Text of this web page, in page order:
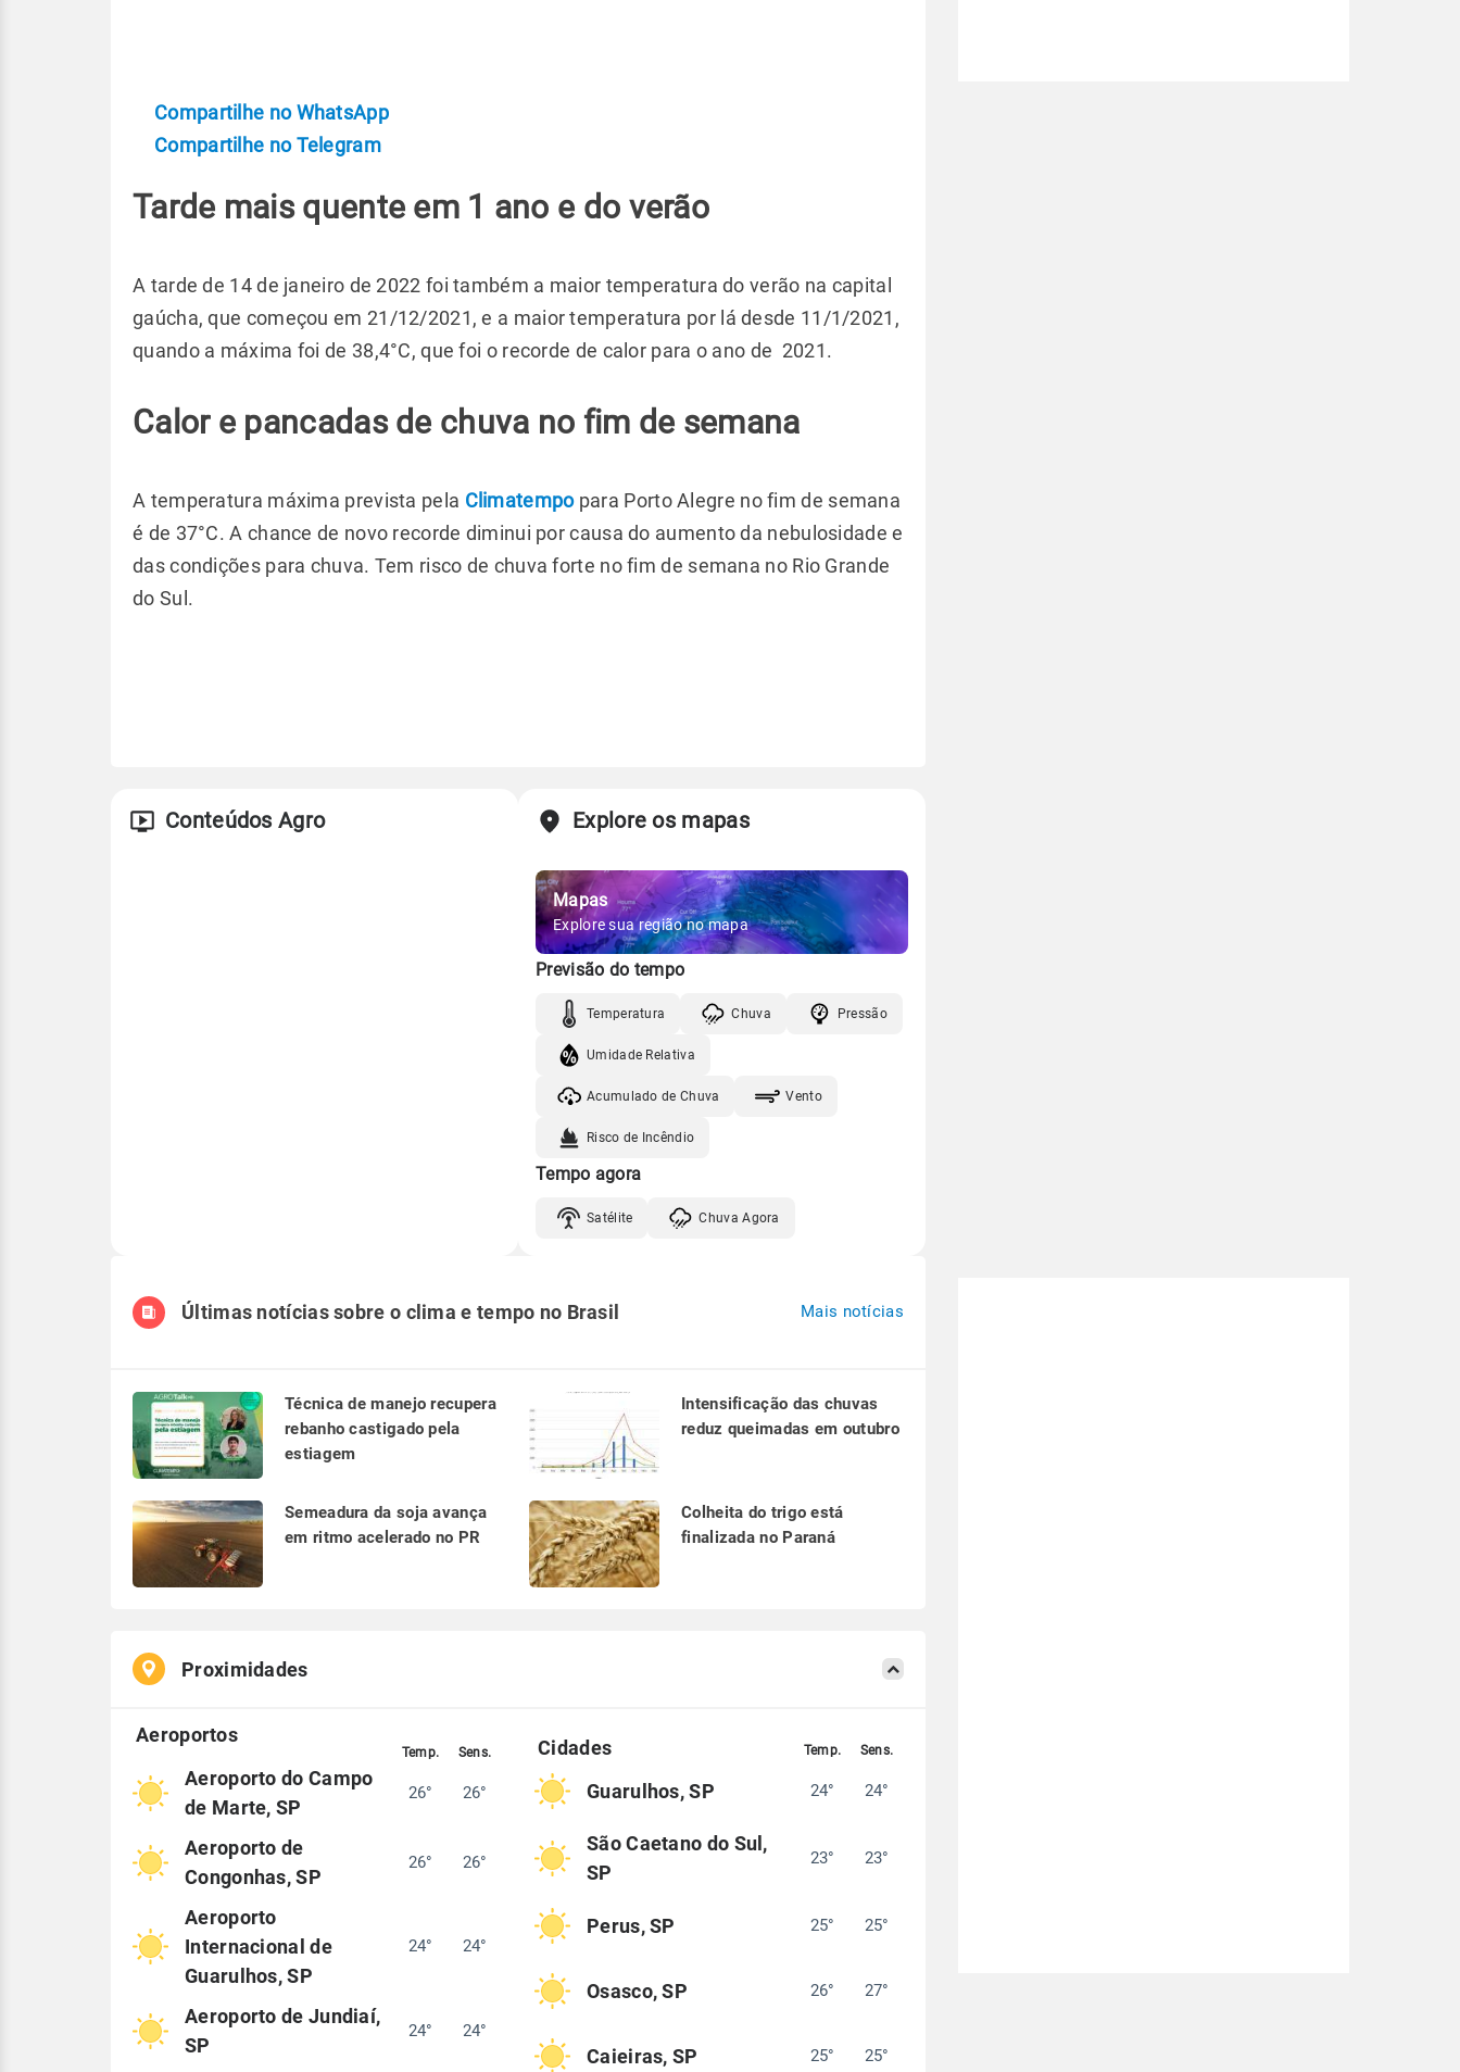
Compartilhe no WhatsApp
Compartilhe no Telegram
Tarde mais quente em 1 ano e do verão
A tarde de 14 de janeiro de 2022 foi também a maior temperatura do verão na capital
gaúcha, que começou em 21/12/2021, e a maior temperatura por lá desde 11/1/2021,
quando a máxima foi de 38,4°C, que foi o recorde de calor para o ano de 2021.
Calor e pancadas de chuva no fim de semana
A temperatura máxima prevista pela Climatempopara Porto Alegre no fim de semana
é de 37°C. A chance de novo recorde diminui por causa do aumento da nebulosidade e
das condições para chuva. Tem risco de chuva forte no fim de semana no Rio Grande
do Sul.
Conteúdos Agro Explore os mapas
Mapas
Explore sua região no mapa
Previsão do tempo
Temperatura Chuva Pressão
Umidade Relativa
Acumulado de Chuva Vento
Risco de Incêndio
Tempo agora
Satélite Chuva Agora
Últimas notícias sobre o clima e tempo no Brasil Mais notícias
Técnica de manejo recupera
rebanho castigado pela
estiagem
Intensificação das chuvas
reduz queimadas em outubro
Semeadura da soja avança
em ritmo acelerado no PR
Colheita do trigo está
finalizada no Paraná
Proximidades
Aeroporto do Campo
de Marte, SP
26° 26°
Aeroporto de
Congonhas, SP
26° 26°
Aeroporto
Internacional de
Guarulhos, SP
24° 24°
Aeroporto de Jundiaí,
SP
24° 24°
Guarulhos, SP 24° 24°
São Caetano do Sul,
SP
23° 23°
Perus, SP 25° 25°
Osasco, SP 26° 27°
Caieiras, SP 25° 25°